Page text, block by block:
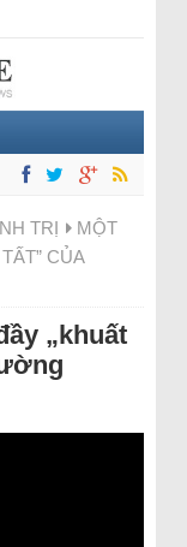
TRỊ
MỘT
CỦA
„khuất